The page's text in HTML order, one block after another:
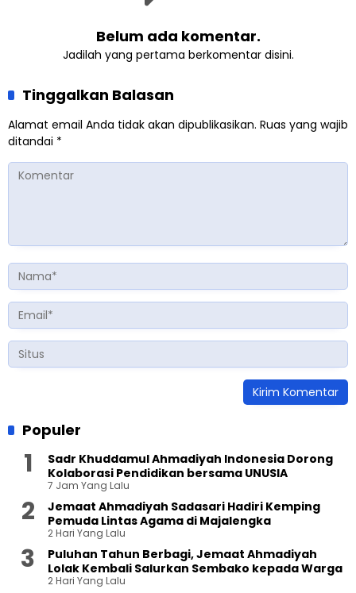
Belum ada komentar.
Jadilah yang pertama berkomentar disini.
Tinggalkan Balasan
Alamat email Anda tidak akan dipublikasikan. Ruas yang wajib
ditandai *
Populer
Sadr Khuddamul Ahmadiyah Indonesia Dorong
Kolaborasi Pendidikan bersama UNUSIA
7 Jam Yang Lalu
Jemaat Ahmadiyah Sadasari Hadiri Kemping
Pemuda Lintas Agama di Majalengka
2 Hari Yang Lalu
Puluhan Tahun Berbagi, Jemaat Ahmadiyah
Lolak Kembali Salurkan Sembako kepada Warga
2 Hari Yang Lalu